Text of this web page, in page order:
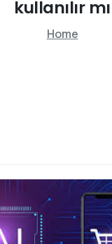
kullanılır mı
Home